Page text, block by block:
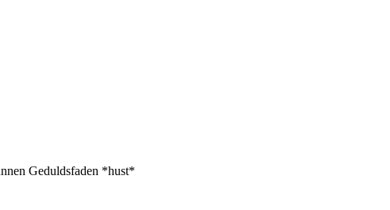
Geduldsfaden *hust*